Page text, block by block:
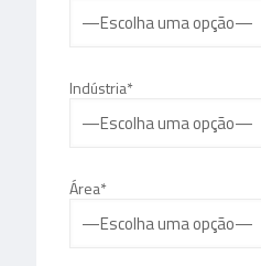
Indústria*
Área*